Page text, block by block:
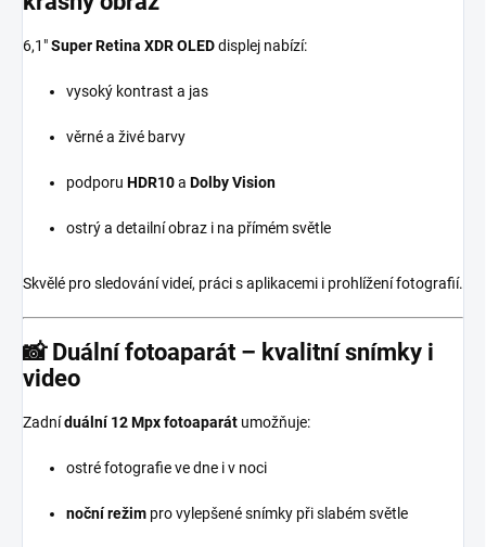
6,1″Super Retina XDR OLEDdisplej nabízí:
vysoký kontrast a jas
věrné a živé barvy
podporu HDR10a Dolby Vision
ostrý a detailní obraz i na přímém světle
Skvělé pro sledování videí, práci s aplikacemi i prohlížení fotografií.
📸 Duální fotoaparát – kvalitní snímky i
video
Zadníduální 12 Mpx fotoaparát umožňuje:
ostré fotografie ve dne i v noci
noční režim pro vylepšené snímky při slabém světle